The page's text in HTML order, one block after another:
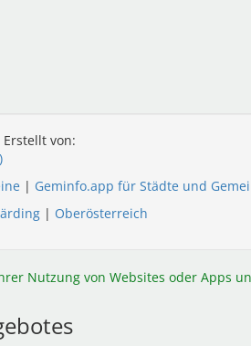
von:
| Geminfo.app für Städte und
| Oberösterreich
Nutzung von Websites oder Apps